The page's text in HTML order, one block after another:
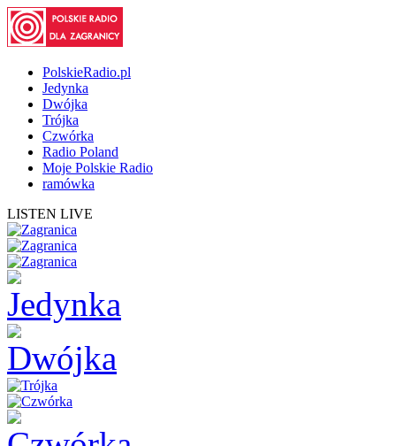
PolskieRadio.pl
Jedynka
Dwójka
Trójka
Czwórka
Radio Poland
Moje Polskie Radio
ramówka
LISTEN LIVE